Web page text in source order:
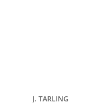
J. TARLING